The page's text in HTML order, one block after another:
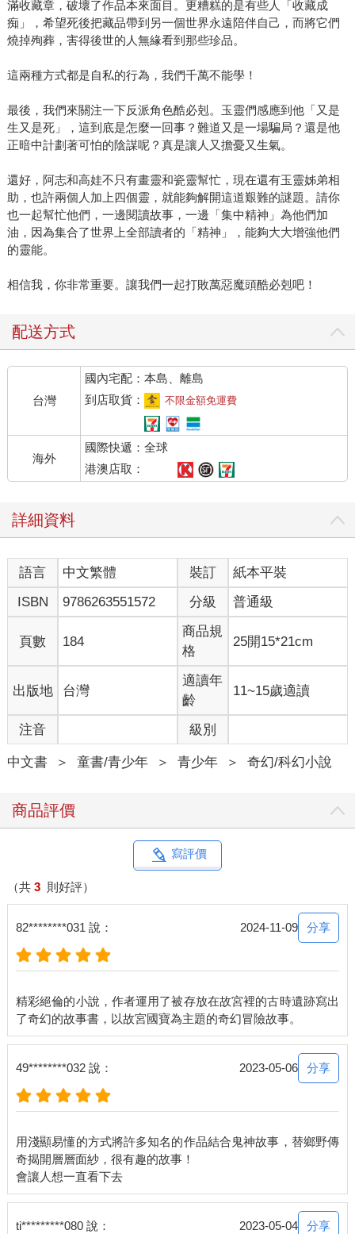
滿收藏章，破壞了作品本來面目。更糟糕的是有些人「收藏成
痴」，希望死後把藏品帶到另一個世界永遠陪伴自己，而將它們
燒掉殉葬，害得後世的人無緣看到那些珍品。
這兩種方式都是自私的行為，我們千萬不能學！
最後，我們來關注一下反派角色酷必剋。玉靈們感應到他「又是
生又是死」，這到底是怎麼一回事？難道又是一場騙局？還是他
正暗中計劃著可怕的陰謀呢？真是讓人又擔憂又生氣。
還好，阿志和高娃不只有畫靈和瓷靈幫忙，現在還有玉靈姊弟相
助，也許兩個人加上四個靈，就能夠解開這道艱難的謎題。請你
也一起幫忙他們，一邊閱讀故事，一邊「集中精神」為他們加
油，因為集合了世界上全部讀者的「精神」，能夠大大增強他們
的靈能。
相信我，你非常重要。讓我們一起打敗萬惡魔頭酷必剋吧！
配送方式
台灣
國內宅配：本島、離島
到店取貨：
不限金額免運費
海外
國際快遞：全球
港澳店取：
詳細資料
語言 中文繁體 裝訂
紙本平裝
ISBN
9786263551572 分級 普通級
頁數 184
商品規
格
25開15*21cm
出版地 台灣
適讀年
齡
11~15歲適讀
注音 級別
中文書 ＞ 童書/青少年 ＞ 青少年 ＞ 奇幻/科幻小說
商品評價
寫評價
（共 3 則好評）
82********031 說： 2024-11-09 分享
精彩絕倫的小說，作者運用了被存放在故宮裡的古時遺跡寫出
49********032 說： 2023-05-06 分享
用淺顯易懂的方式將許多知名的作品結合鬼神故事，替鄉野傳
奇揭開層層面紗，很有趣的故事！
會讓人想一直看下去
ti*********080 說： 2023-05-04 分享